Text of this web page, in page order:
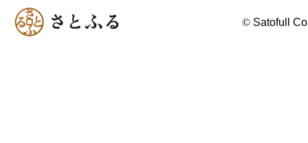
© Satofull